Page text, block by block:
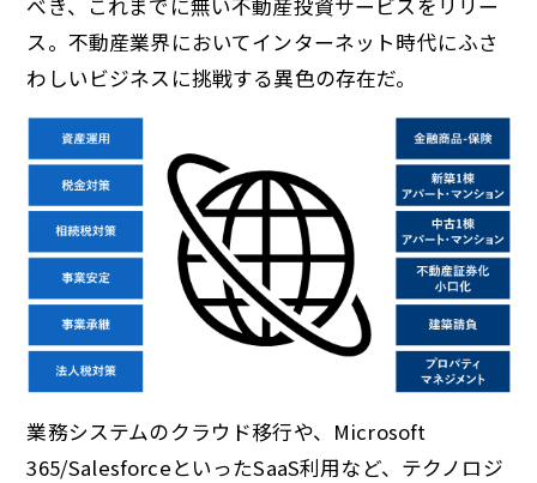
べき、これまでに無い不動産投資サービスをリリー
ス。不動産業界においてインターネット時代にふさ
わしいビジネスに挑戦する異色の存在だ。
業務システムのクラウド移行や、Microsoft
365/SalesforceといったSaaS利用など、テクノロジ